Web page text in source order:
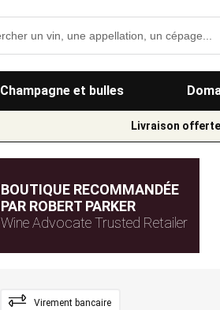
Champagne et bulles
Livraison
BOUTIQUE RECOMMANDÉE
PAR ROBERT PARKER
Wine Advocate Trusted Retailer
Virement bancaire